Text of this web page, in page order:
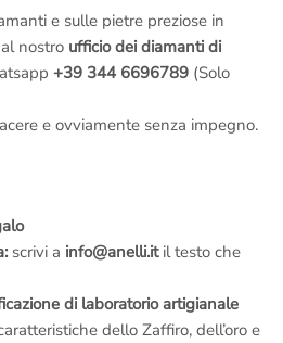
e sulle pietre preziose in
nostro ufficio dei diamanti di
+39 344 6696789(Solo
e ovviamente senza impegno.
scrivi a info@anelli.itil testo che
di laboratorio artigianale
dello Zaffiro, dell’oro e